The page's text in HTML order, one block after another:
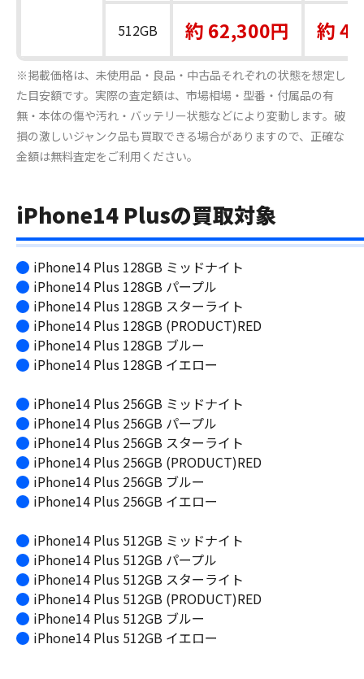
512GB 約 62,300円 約
※掲載価格は、未使用品・良品・中古品それぞれの状態を想定し
た目安額です。実際の査定額は、市場相場・型番・付属品の有
無・本体の傷や汚れ・バッテリー状態などにより変動します。破
損の激しいジャンク品も買取できる場合がありますので、正確な
金額は無料査定をご利用ください。
iPhone14 Plusの買取対象
iPhone14 Plus 128GB ミッドナイト
iPhone14 Plus 128GB パープル
iPhone14 Plus 128GB スターライト
iPhone14 Plus 128GB (PRODUCT)RED
iPhone14 Plus 128GB ブルー
iPhone14 Plus 128GB イエロー
iPhone14 Plus 256GB ミッドナイト
iPhone14 Plus 256GB パープル
iPhone14 Plus 256GB スターライト
iPhone14 Plus 256GB (PRODUCT)RED
iPhone14 Plus 256GB ブルー
iPhone14 Plus 256GB イエロー
iPhone14 Plus 512GB ミッドナイト
iPhone14 Plus 512GB パープル
iPhone14 Plus 512GB スターライト
iPhone14 Plus 512GB (PRODUCT)RED
iPhone14 Plus 512GB ブルー
iPhone14 Plus 512GB イエロー